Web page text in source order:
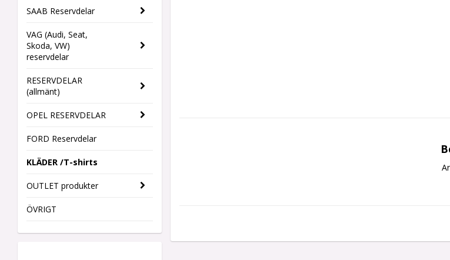
SAAB Reservdelar
VAG (Audi, Seat,
Skoda, VW)
reservdelar
RESERVDELAR
(allmänt)
OPEL RESERVDELAR
FORD Reservdelar
KLÄDER /T-shirts
OUTLET produkter
ÖVRIGT